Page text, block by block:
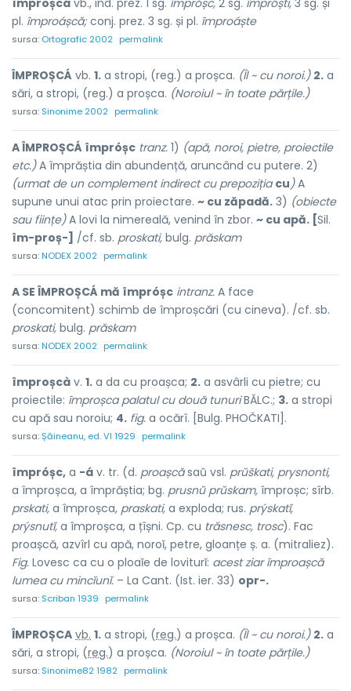
împroșcá vb., ind. prez. 1 sg. împróșc, 2 sg. împróști, 3 sg. și
pl. împroáșcă;conj. prez. 3 sg. și pl. împroáște
sursa: Ortografic 2002 permalink
ÎMPROȘCÁ vb. 1. a stropi, (reg.) a proșca. (Îl ~ cu noroi.) 2. a
sări, a stropi, (reg.) a proșca. (Noroiul ~ în toate părțile.)
sursa: Sinonime 2002 permalink
A ÎMPROȘCÁ împróșc tranz. 1) (apă, noroi, pietre, proiectile
etc.)A împrăștia din abundență, aruncând cu putere. 2)
(urmat de un complement indirect cu prepoziția cu)A
supune unui atac prin proiectare. ~ cu zăpadă. 3) (obiecte
sau ființe)A lovi la nimereală, venind în zbor. ~ cu apă. [Sil.
îm-proș-] /cf. sb. proskati, bulg. prăskam
sursa:NODEX 2002 permalink
A SE ÎMPROȘCÁ mă împróșc intranz. A face
(concomitent) schimb de împroșcări (cu cineva). /cf. sb.
proskati, bulg. prăskam
sursa:NODEX 2002 permalink
împroșcà v. 1. a da cu proașca; 2. a asvârli cu pietre; cu
proiectile: împroșca palatul cu două tunuriBĂLC.; 3. a stropi
cu apă sau noroiu; 4. fig. a ocărî. [Bulg. PHOČKATI].
sursa:Șăineanu, ed. VI 1929 permalink
împróșc, a -á v. tr. (d. proașcăsaŭ vsl. prŭškati, prysnonti,
a împroșca, a împrăștia; bg. prusnŭ prŭskam, împroșc; sîrb.
prskati, a împroșca, praskati, a exploda; rus. prýskatĭ,
prýsnutĭ, a împroșca, a țîșni. Cp. cu trăsnesc, trosc). Fac
proașcă, azvîrl cu apă, noroĭ, petre, gloanțe ș. a. (mitraliez).
Fig. Lovesc ca cu o ploaĭe de loviturĭ: acest ziar împroașcă
lumea cu mincĭunĭ. – La Cant. (Ist. ier. 33) opr-.
sursa: Scriban 1939 permalink
ÎMPROȘCA vb. 1. a stropi, (reg.) a proșca. (Îl ~ cu noroi.) 2. a
sări, a stropi, (reg.) a proșca. (Noroiul ~ în toate părțile.)
sursa: Sinonime82 1982 permalink